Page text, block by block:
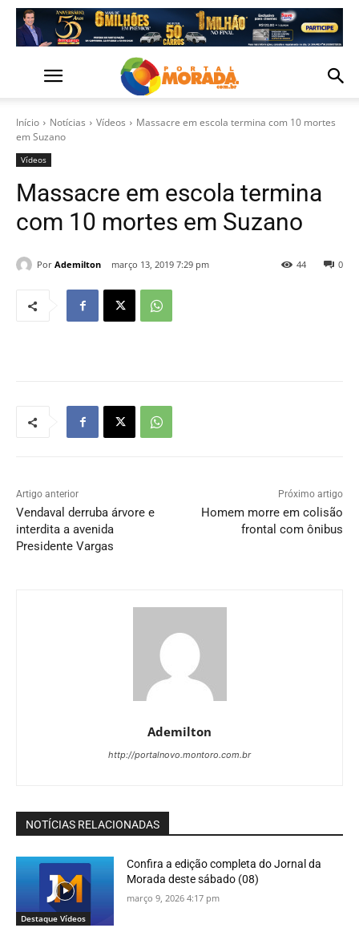
Início Notícias Vídeos
Massacre em escola termina com 10 mortes
em Suzano
Vídeos
Massacre em escola termina
com 10 mortes em Suzano
Por Ademilton março 13, 2019 7:29 pm 0
44
Artigo anterior
Vendaval derruba árvore e
interdita a avenida
Presidente Vargas
Próximo artigo
Homem morre em colisão
frontal com ônibus
Ademilton
http://portalnovo.montoro.com.br
NOTÍCIAS RELACIONADAS
Destaque Vídeos
Confira a edição completa do Jornal da
Morada deste sábado (08)
março 9, 2026 4:17 pm